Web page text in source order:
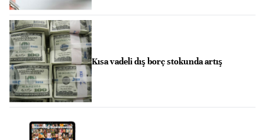
Kısa vadeli dış borç stokunda artış